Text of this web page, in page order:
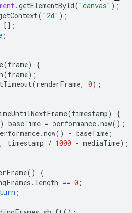
.getElementById( "canvas" );
( "2d" );
[];
;
(frame)
{
(frame);
(renderFrame, 0);
(timestamp)
{
) baseTime = performance.now();
.now() - baseTime ;
, timestamp / 1000 - mediaTime);
()
{
. length == 0 ;
;